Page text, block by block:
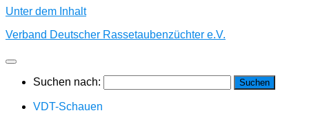
Unter dem Inhalt
Verband Deutscher Rassetaubenzüchter e.V.
Suchen nach:
VDT-Schauen